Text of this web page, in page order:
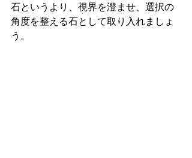
石というより、視界を澄ませ、選択の
角度を整える石として取り入れましょ
う。